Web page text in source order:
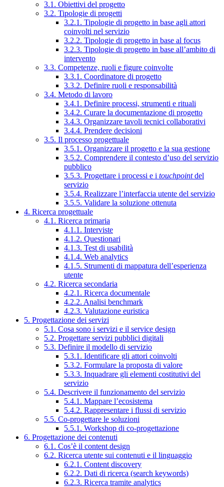
3.1. Obiettivi del progetto
3.2. Tipologie di progetti
3.2.1. Tipologie di progetto in base agli attori
coinvolti nel servizio
3.2.2. Tipologie di progetto in base al focus
3.2.3. Tipologie di progetto in base all’ambito di
intervento
3.3. Competenze, ruoli e figure coinvolte
3.3.1. Coordinatore di progetto
3.3.2. Definire ruoli e responsabilità
3.4. Metodo di lavoro
3.4.1. Definire processi, strumenti e rituali
3.4.2. Curare la documentazione di progetto
3.4.3. Organizzare tavoli tecnici collaborativi
3.4.4. Prendere decisioni
3.5. Il processo progettuale
3.5.1. Organizzare il progetto e la sua gestione
3.5.2. Comprendere il contesto d’uso del servizio
pubblico
3.5.3. Progettare i processi e i touchpointdel
servizio
3.5.4. Realizzare l’interfaccia utente del servizio
3.5.5. Validare la soluzione ottenuta
4. Ricerca progettuale
4.1. Ricerca primaria
4.1.1. Interviste
4.1.2. Questionari
4.1.3. Test di usabilità
4.1.4. Web analytics
4.1.5. Strumenti di mappatura dell’esperienza
utente
4.2. Ricerca secondaria
4.2.1. Ricerca documentale
4.2.2. Analisi benchmark
4.2.3. Valutazione euristica
5. Progettazione dei servizi
5.1. Cosa sono i servizi e il service design
5.2. Progettare servizi pubblici digitali
5.3. Definire il modello di servizio
5.3.1. Identificare gli attori coinvolti
5.3.2. Formulare la proposta di valore
5.3.3. Inquadrare gli elementi costitutivi del
servizio
5.4. Descrivere il funzionamento del servizio
5.4.1. Mappare l’ecosistema
5.4.2. Rappresentare i flussi di servizio
5.5. Co-progettare le soluzioni
5.5.1. Workshop di co-progettazione
6. Progettazione dei contenuti
6.1. Cos’è il content design
6.2. Ricerca utente sui contenuti e il linguaggio
6.2.1. Content discovery
6.2.2. Dati di ricerca (search keywords)
6.2.3. Ricerca tramite analytics